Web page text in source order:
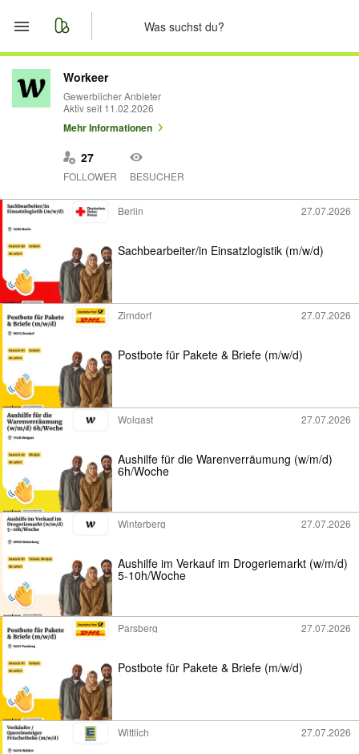
Start
Merkliste
Nachrichten
Workeer
Gewerblicher Anbieter
Aktiv seit 11.02.2026
Mehr Informationen
27
FOLLOWER BESUCHER
Berlin 27.07.2026
Sachbearbeiter/in Einsatzlogistik (m/w/d)
Zirndorf 27.07.2026
Postbote für Pakete & Briefe (m/w/d)
Wolgast 27.07.2026
Aushilfe für die Warenverräumung (w/m/d)
6h/Woche
Winterberg 27.07.2026
Aushilfe im Verkauf im Drogeriemarkt (w/m/d)
5-10h/Woche
Parsberg 27.07.2026
Postbote für Pakete & Briefe (m/w/d)
Wittlich 27.07.2026